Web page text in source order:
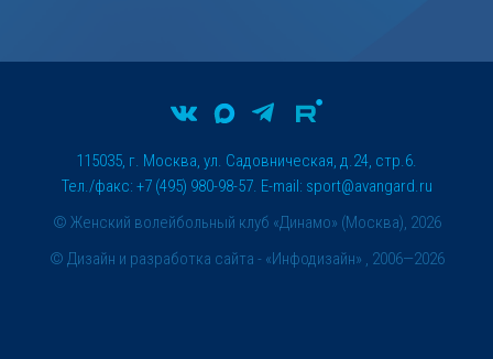
© Женский волейбольный клуб «Динамо» (Москва), 2026
115035, г. Москва, ул. Садовническая, д.24, стр.6.
Тел./факс: +7 (495) 980-98-57. E-mail: sport@avangard.ru
© Дизайн и разработка сайта - «Инфодизайн» , 2006—2026